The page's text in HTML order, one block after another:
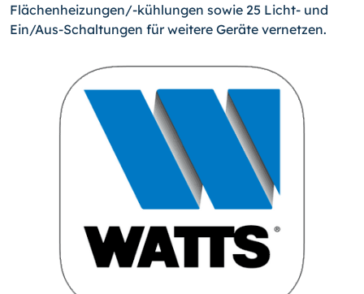
Flächenheizungen/-kühlungen sowie 25 Licht- und
Ein/Aus-Schaltungen für weitere Geräte vernetzen.